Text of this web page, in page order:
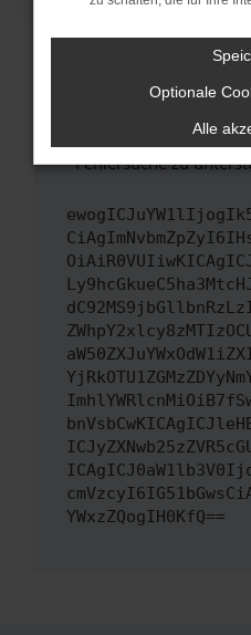
unterstützt werden.
Wende dich an den
Wenn du alle oben
hast, kontaktiere uns
uns diesen Text
Fehlersuche zu
YWxzZQogIH0KfQ==
Optionale
Alle